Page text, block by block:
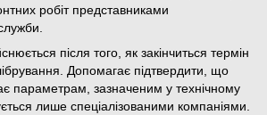
робіт представниками
після того, як закінчиться термін
Допомагає підтвердити, що
параметрам, зазначеним у технічному
лише спеціалізованими компаніями.